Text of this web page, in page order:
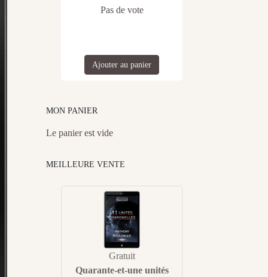
Pas de vote
Ajouter au panier
MON PANIER
Le panier est vide
MEILLEURE VENTE
Gratuit
Quarante-et-une unités